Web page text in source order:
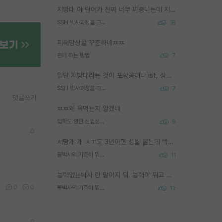
지방대 이 단어가 진짜 너무 짜증나는데 지방대면 다 그냥 쓰레기인가요? 무슨 말 같지도 않은 댓글들이 있는건지??? 지방에도 충분히 좋은 대학 많고 충분히 잘하는 교수님들 많습니다 포항공대 4개 IST 대표 지거국들 여기 모두 다 지방에 있고 여기 출신들 중에 교수하는 분들 적지 않습니다 지거국 출신이 무슨 교수를 하냐?라고 생각할 사람들 많은데 상위 대표 지거국에 아웃라이어들 많습니다 결국 개인의 연구역량과 실적이 중요합니다 이 역량을 펼치는데 있어서 지도교수와의 합도 중요합니다. 그리고 경력이 필요하면 해외포닥까지 다녀오세요
SSH 박사과정을 그만두고 지방대 박사로 옮기면 교수의 꿈은 끝일까요? 16
피해망상글 꾸준하네ㅉㅉ
편애 하는 방법 7
일단 지방대라는 것이 포항공대나 ist, 상위 지거국은 아니라고 생각하겠습니다. 그런곳은 서성한에 비해 소위 대학 네임밸류가 크게 뒤떨어지지는 않으니까요. 대학 이름이 중요하냐? 당연합니다. 대학 이름이 좋아서 좋은 아웃풋이 나오는 것이냐, 좋은 대학은 좋은 사람과 좋은 기회가 몰려있으니 아웃풋도 자연스럽게 좋아지는 것이냐? 대답하기 어려운 문제입니다. 아직 한국 사회에서 학벌을 보는 것도, 특히 이공계를 중심으로 학벌보다는 실적 위주라는 분위기가 형성되는 것도 사실입니다. 지방대 출신으로 전임교수가 될수 있느냐? 가능 불가능을 따지면 당연히 가능입니다. 지방대 박사 출신으로 전임교원이 된 경우가 실제로 있으니까요. 현실적인 가능성이 있느냐? 지금 이정도 대학의 교수가 되고싶다고 생각되는 대학 들어가서 컴공과 교수 목록 켜고 박사 어디서 받았는지 쭉 한번 보세요. 냉정하게 지방대 출신인 분들이 많지는 않으실겁니다.
SSH 박사과정을 그만두고 지방대 박사로 옮기면 교수의 꿈은 끝일까요? 7
ㅉㅉ왜 욕먹는지 알겠네
입학도 안한 신입생이 원래 관심을 받나요 9
서당개 개 ㅅㄲ도 3년이면 풍월 읊는데 박사 5년 이상 대리고 있으면서 물된건 교수 탓 맞는ㄱ게 거기가 서당이 아니란 소리임
물박사의 기준이 뭐임? 11
능력없는박사 란 말이지 뭐. 능력이 뭐고 능력이 있다는게 뭔지는 사람마다 기준이 다르니까 얘기해봐야 서로 자기 기준만 얘기해서 논쟁이 끝이 안나고. 주위에서 능력있고 야심있는 신입생이 교수가 유의미한 피드백을 아예 안주면서 제대로된 과제에 참여해볼 기회도 제공하지 않고 잡일 뺑뺑이만 돌려서 맨날 단순작업만 하면서 밤새다가 눈빛이 점점 죽어가는걸 본 사람은 물박사는 교수탓이라고 하고, 교수는 이것저것 알려도 주고 기회도 주고 사수 동기 붙여주면서 어떻게든 끌고가려고 하는데 본인이 매일 뺀질거리면서 출근 하는둥마는둥 하다가 기껏 와서도 폰이나 쳐다보다가 실험 망치고 저녁약속있어서 먼저 가볼게요~ 하는걸 본 사람은 물박사는 본인탓이라고 함.
물박사의 기준이 뭐임? 12
댓글쓰기